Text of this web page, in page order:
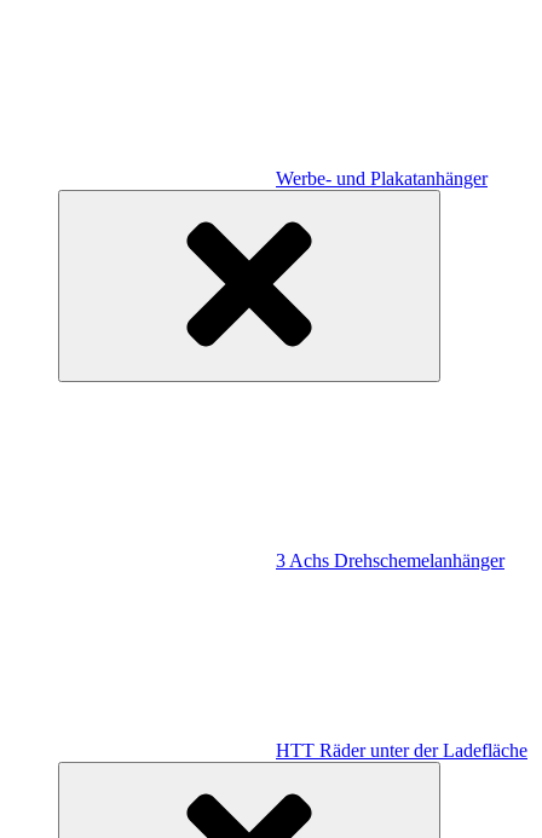
Werbe- und Plakatanhänger
3 Achs Drehschemelanhänger
HTT Räder unter der Ladefläche